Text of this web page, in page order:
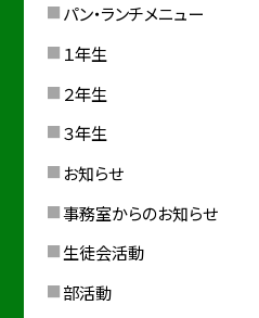
パン・ランチメニュー
１年生
２年生
３年生
お知らせ
事務室からのお知らせ
生徒会活動
部活動